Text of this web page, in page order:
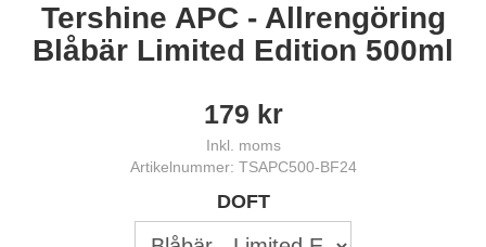
Tershine APC - Allrengöring
Blåbär Limited Edition 500ml
179 kr
Inkl. moms
Artikelnummer: TSAPC500-BF24
DOFT